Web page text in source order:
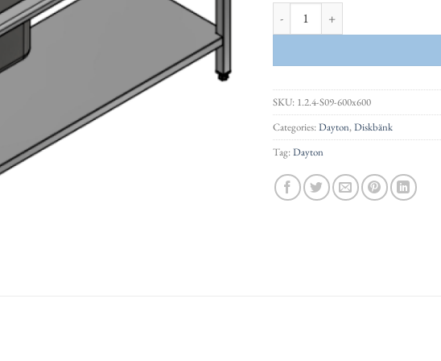
SKU: 1.2.4-S09-600x600
Categories:Dayton,Diskbänk
Tag:Dayton